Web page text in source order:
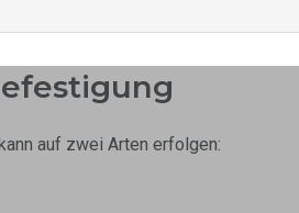
auf zwei Arten erfolgen: